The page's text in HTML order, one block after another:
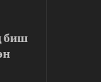
биш